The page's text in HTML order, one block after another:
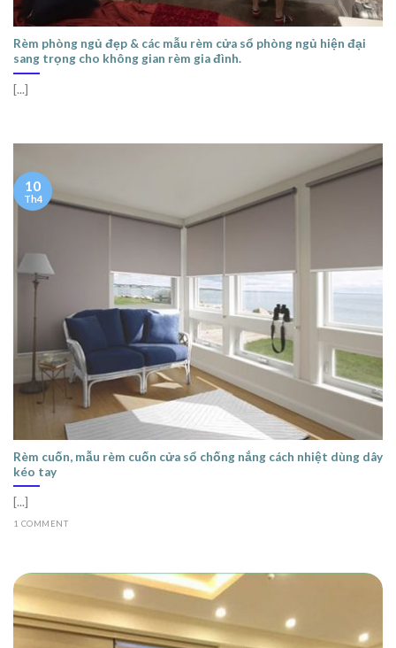
Rèm phòng ngủ đẹp & các mẫu rèm cửa sổ phòng ngủ hiện đại
sang trọng cho không gian rèm gia đình.
[...]
Rèm cuốn, mẫu rèm cuốn cửa sổ chống nắng cách nhiệt dùng dây
kéo tay
[...]
1 COMMENT
10
Th4